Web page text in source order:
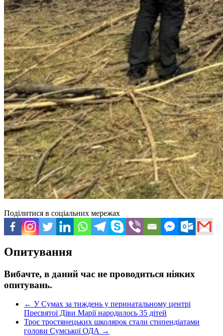
Поділитися в соціальних мережах
Опитування
Вибачте, в даний час не проводиться ніяких
опитувань.
← У Сумах за тиждень у перинатальному центрі
Пресвятої Діви Марії народилось 35 дітей
Троє тростянецьких школярок стали стипендіатами
голови Сумської ОДА →